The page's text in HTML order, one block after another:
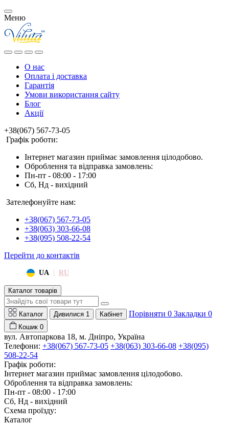
Меню
О нас
Оплата і доставка
Гарантія
Умови використання сайту
Блог
Акції
+38(067) 567-73-05
Графік роботи:
Інтернет магазин приймає замовлення цілодобово.
Оброблення та відправка замовлень:
Пн-пт - 08:00 - 17:00
Сб, Нд - вихідний
Зателефонуйте нам:
+38(067) 567-73-05
+38(063) 303-66-08
+38(095) 508-22-54
Перейти до контактів
UA | RU
Каталог товарів
Каталог Дивилися 1 Кабінет Порівняти 0 Закладки 0
Кошик 0
вул. Автопаркова 18, м. Дніпро, Україна
Телефони: +38(067) 567-73-05 +38(063) 303-66-08 +38(095)
508-22-54
Графік роботи:
Інтернет магазин приймає замовлення цілодобово.
Оброблення та відправка замовлень:
Пн-пт - 08:00 - 17:00
Сб, Нд - вихідний
Схема проїзду:
Каталог